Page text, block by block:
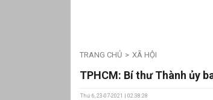
TRANG CHỦ XÃ HỘI
TPHCM: Bí thư Thành ủy
Thứ 6, 23-07-2021 | 02:38:28